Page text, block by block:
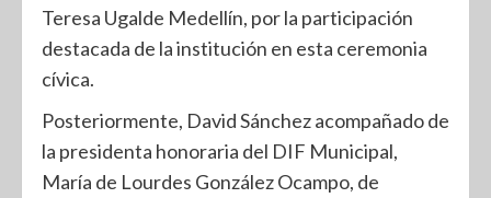
Teresa Ugalde Medellín, por la participación
destacada de la institución en esta ceremonia
cívica.
Posteriormente, David Sánchez acompañado de
la presidenta honoraria del DIF Municipal,
María de Lourdes González Ocampo, de